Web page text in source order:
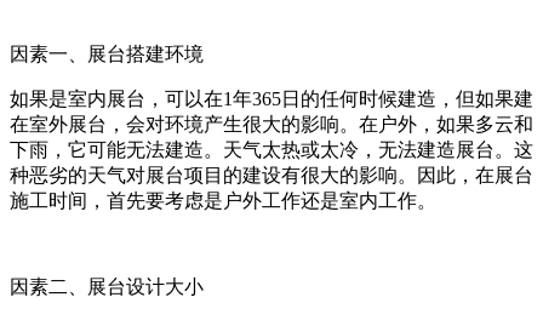
因素一、展台搭建环境
如果是室内展台，可以在1年365日的任何时候建造，但如果建
在室外展台，会对环境产生很大的影响。在户外，如果多云和
下雨，它可能无法建造。天气太热或太冷，无法建造展台。这
种恶劣的天气对展台项目的建设有很大的影响。因此，在展台
施工时间，首先要考虑是户外工作还是室内工作。
因素二、展台设计大小